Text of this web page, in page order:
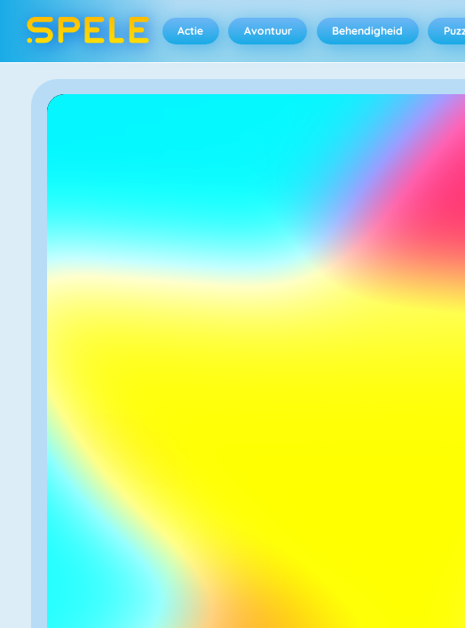
Actie Avontuur Behendigheid